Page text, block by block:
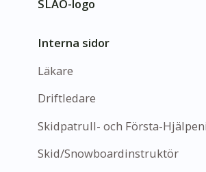
SLAO-logo
Interna sidor
Läkare
Driftledare
Skidpatrull- och Första-
Skid/Snowboardinstruktör